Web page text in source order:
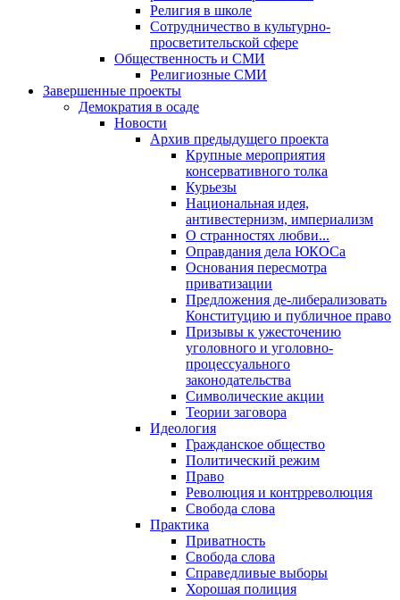
Религия в школе
Сотрудничество в культурно-
просветительской сфере
Общественность и СМИ
Религиозные СМИ
Завершенные проекты
Демократия в осаде
Новости
Архив предыдущего проекта
Крупные мероприятия
консервативного толка
Курьезы
Национальная идея,
антивестернизм, империализм
О странностях любви...
Оправдания дела ЮКОСа
Основания пересмотра
приватизации
Предложения де-либерализовать
Конституцию и публичное право
Призывы к ужесточению
уголовного и уголовно-
процессуального
законодательства
Символические акции
Теории заговора
Идеология
Гражданское общество
Политический режим
Право
Революция и контрреволюция
Свобода слова
Практика
Приватность
Свобода слова
Справедливые выборы
Хорошая полиция